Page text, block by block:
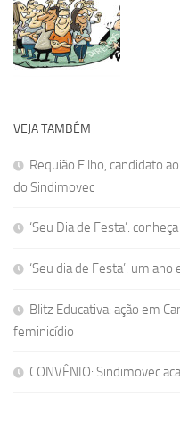
VEJA TAMBÉM
Requião Filho, candidato
do Sindimovec
‘Seu Dia de Festa’:
‘Seu dia de Festa’: um
Blitz Educativa: ação em
feminicídio
CONVÊNIO: Sindimovec